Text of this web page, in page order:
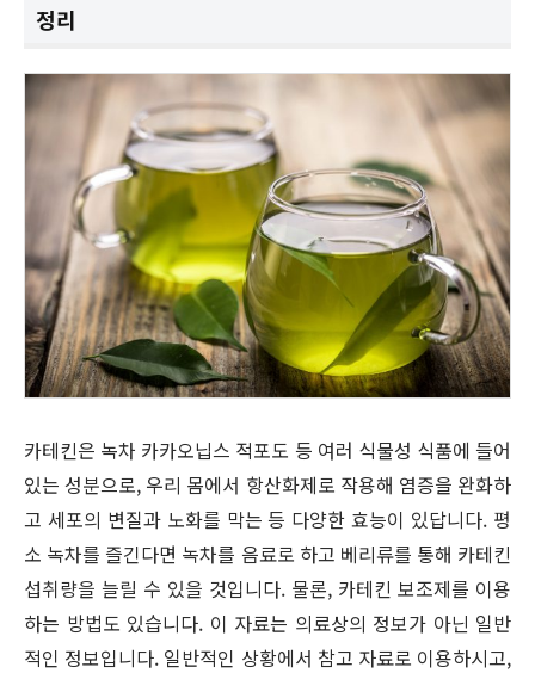
정리
카테킨은 녹차 카카오닙스 적포도 등 여러 식물성 식품에 들어
있는 성분으로, 우리 몸에서 항산화제로 작용해 염증을 완화하
고 세포의 변질과 노화를 막는 등 다양한 효능이 있답니다. 평
소 녹차를 즐긴다면 녹차를 음료로 하고 베리류를 통해 카테킨
섭취량을 늘릴 수 있을 것입니다. 물론, 카테킨 보조제를 이용
하는 방법도 있습니다. 이 자료는 의료상의 정보가 아닌 일반
적인 정보입니다. 일반적인 상황에서 참고 자료로 이용하시고,